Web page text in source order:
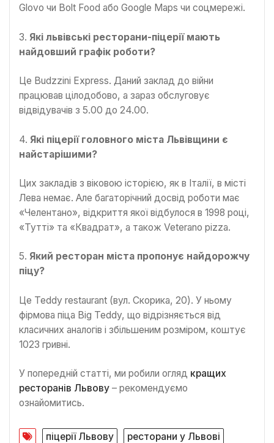
Glovo чи Bolt Food або Google Maps чи соцмережі.
3. Які львівські ресторани-піцерії мають
найдовший графік роботи?
Це Budzzini Express. Даний заклад до війни
працював цілодобово, а зараз обслуговує
відвідувачів з 5.00 до 24.00.
4. Які піцерії головного міста Львівщини є
найстарішими?
Цих закладів з віковою історією, як в Італії, в місті
Лева немає. Але багаторічний досвід роботи має
«Челентано», відкриття якої відбулося в 1998 році,
«Тутті» та «Квадрат», а також Veterano pizza.
5. Який ресторан міста пропонує найдорожчу
піцу?
Це Teddy restaurant (вул. Скорика, 20). У ньому
фірмова піца Big Teddy, що відрізняється від
класичних аналогів і збільшеним розміром, коштує
1023 гривні.
У попередній статті, ми робили огляд кращих
ресторанів Львову – рекомендуємо
ознайомитись.
піцерії Львову
ресторани у Львові